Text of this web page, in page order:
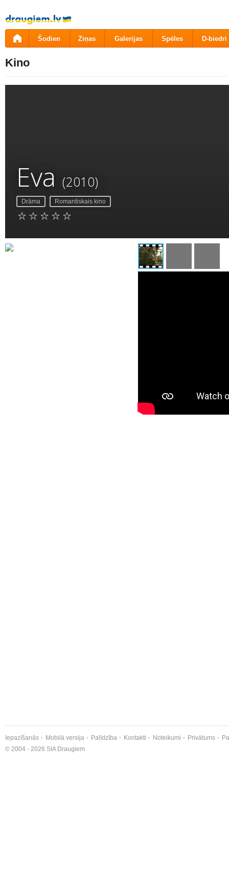
Pāriet
uz
saturu
Šodien Ziņas Galerijas Spēles D-biedri
Kino
Eva (2010)
Drāma Romantiskais kino
Iepazīšanās Mobilā versija Palīdzība Kontakti Noteikumi Privātums
© 2004 - 2026 SIA Draugiem